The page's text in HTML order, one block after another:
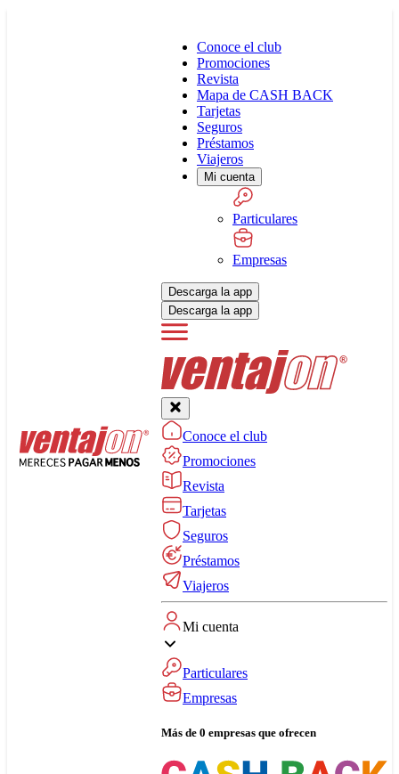
Conoce el club
Promociones
Revista
Mapa de CASH BACK
Tarjetas
Seguros
Préstamos
Viajeros
Mi cuenta
Particulares
Empresas
Descarga la app
Descarga la app
Conoce el club
Promociones
Revista
Tarjetas
Seguros
Préstamos
Viajeros
Mi cuenta
Particulares
Empresas
Más de 0 empresas que ofrecen